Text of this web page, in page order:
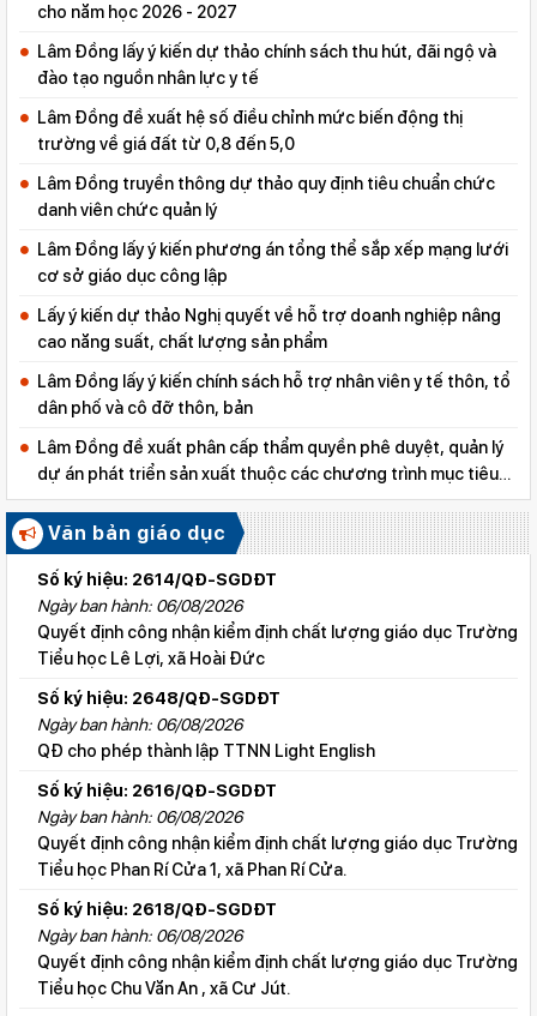
cho năm học 2026 - 2027
Lâm Đồng lấy ý kiến dự thảo chính sách thu hút, đãi ngộ và
đào tạo nguồn nhân lực y tế
Lâm Đồng đề xuất hệ số điều chỉnh mức biến động thị
trường về giá đất từ 0,8 đến 5,0
Lâm Đồng truyền thông dự thảo quy định tiêu chuẩn chức
danh viên chức quản lý
Lâm Đồng lấy ý kiến phương án tổng thể sắp xếp mạng lưới
cơ sở giáo dục công lập
Lấy ý kiến dự thảo Nghị quyết về hỗ trợ doanh nghiệp nâng
cao năng suất, chất lượng sản phẩm
Lâm Đồng lấy ý kiến chính sách hỗ trợ nhân viên y tế thôn, tổ
dân phố và cô đỡ thôn, bản
Lâm Đồng đề xuất phân cấp thẩm quyền phê duyệt, quản lý
dự án phát triển sản xuất thuộc các chương trình mục tiêu
quốc gia
Văn bản giáo dục
Số ký hiệu: 2614/QĐ-SGDĐT
Ngày ban hành: 06/08/2026
Quyết định công nhận kiểm định chất lượng giáo dục Trường
Tiểu học Lê Lợi, xã Hoài Đức
Số ký hiệu: 2648/QĐ-SGDĐT
Ngày ban hành: 06/08/2026
QĐ cho phép thành lập TTNN Light English
Số ký hiệu: 2616/QĐ-SGDĐT
Ngày ban hành: 06/08/2026
Quyết định công nhận kiểm định chất lượng giáo dục Trường
Tiểu học Phan Rí Cửa 1, xã Phan Rí Cửa.
Số ký hiệu: 2618/QĐ-SGDĐT
Ngày ban hành: 06/08/2026
Quyết định công nhận kiểm định chất lượng giáo dục Trường
Tiểu học Chu Văn An , xã Cư Jút.